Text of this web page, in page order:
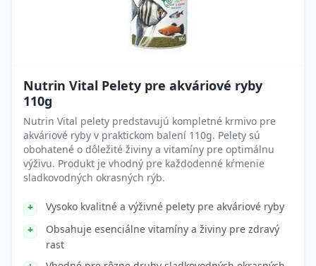
Nutrin Vital Pelety pre akváriové ryby
110g
Nutrin Vital pelety predstavujú kompletné krmivo pre
akváriové ryby v praktickom balení 110g. Pelety sú
obohatené o dôležité živiny a vitamíny pre optimálnu
výživu. Produkt je vhodný pre každodenné kŕmenie
sladkovodných okrasných rýb.
Vysoko kvalitné a výživné pelety pre akváriové ryby
Obsahuje esenciálne vitamíny a živiny pre zdravý
rast